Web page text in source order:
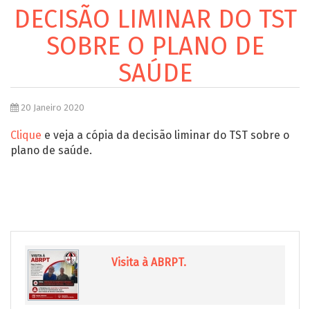
DECISÃO LIMINAR DO TST
SOBRE O PLANO DE
SAÚDE
20 Janeiro 2020
Clique e veja a cópia da decisão liminar do TST sobre o
plano de saúde.
Visita à ABRPT.